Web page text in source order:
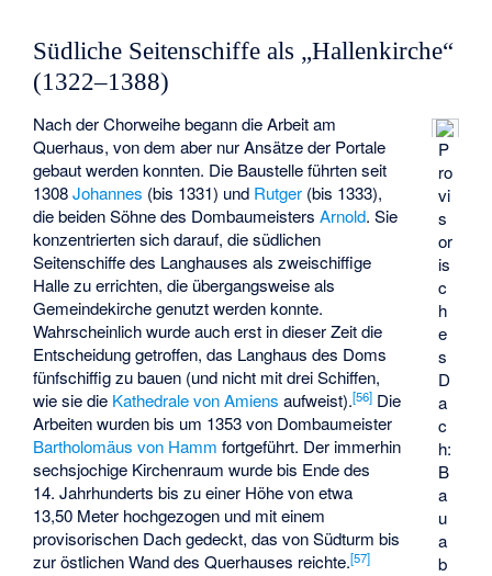
Südliche Seitenschiffe als „Hallenkirche“
(1322–1388)
P
ro
vi
s
or
is
c
h
e
s
D
a
c
h:
B
a
u
a
b
Nach der Chorweihe begann die Arbeit am
Querhaus, von dem aber nur Ansätze der Portale
gebaut werden konnten. Die Baustelle führten seit
1308Johannes (bis 1331) und Rutger (bis 1333),
die beiden Söhne des DombaumeistersArnold. Sie
konzentrierten sich darauf, die südlichen
Seitenschiffe des Langhauses als zweischiffige
Halle zu errichten, die übergangsweise als
Gemeindekirche genutzt werden konnte.
Wahrscheinlich wurde auch erst in dieser Zeit die
Entscheidung getroffen, das Langhaus des Doms
fünfschiffig zu bauen (und nicht mit drei Schiffen,
wie sie die Kathedrale von Amiens aufweist).[56] Die
Arbeiten wurden bis um 1353 von Dombaumeister
Bartholomäus von Hamm fortgeführt. Der immerhin
sechsjochige Kirchenraum wurde bis Ende des
14. Jahrhunderts bis zu einer Höhe von etwa
13,50 Meter hochgezogen und mit einem
provisorischen Dach gedeckt, das von Südturm bis
zur östlichen Wand des Querhauses reichte.[57]